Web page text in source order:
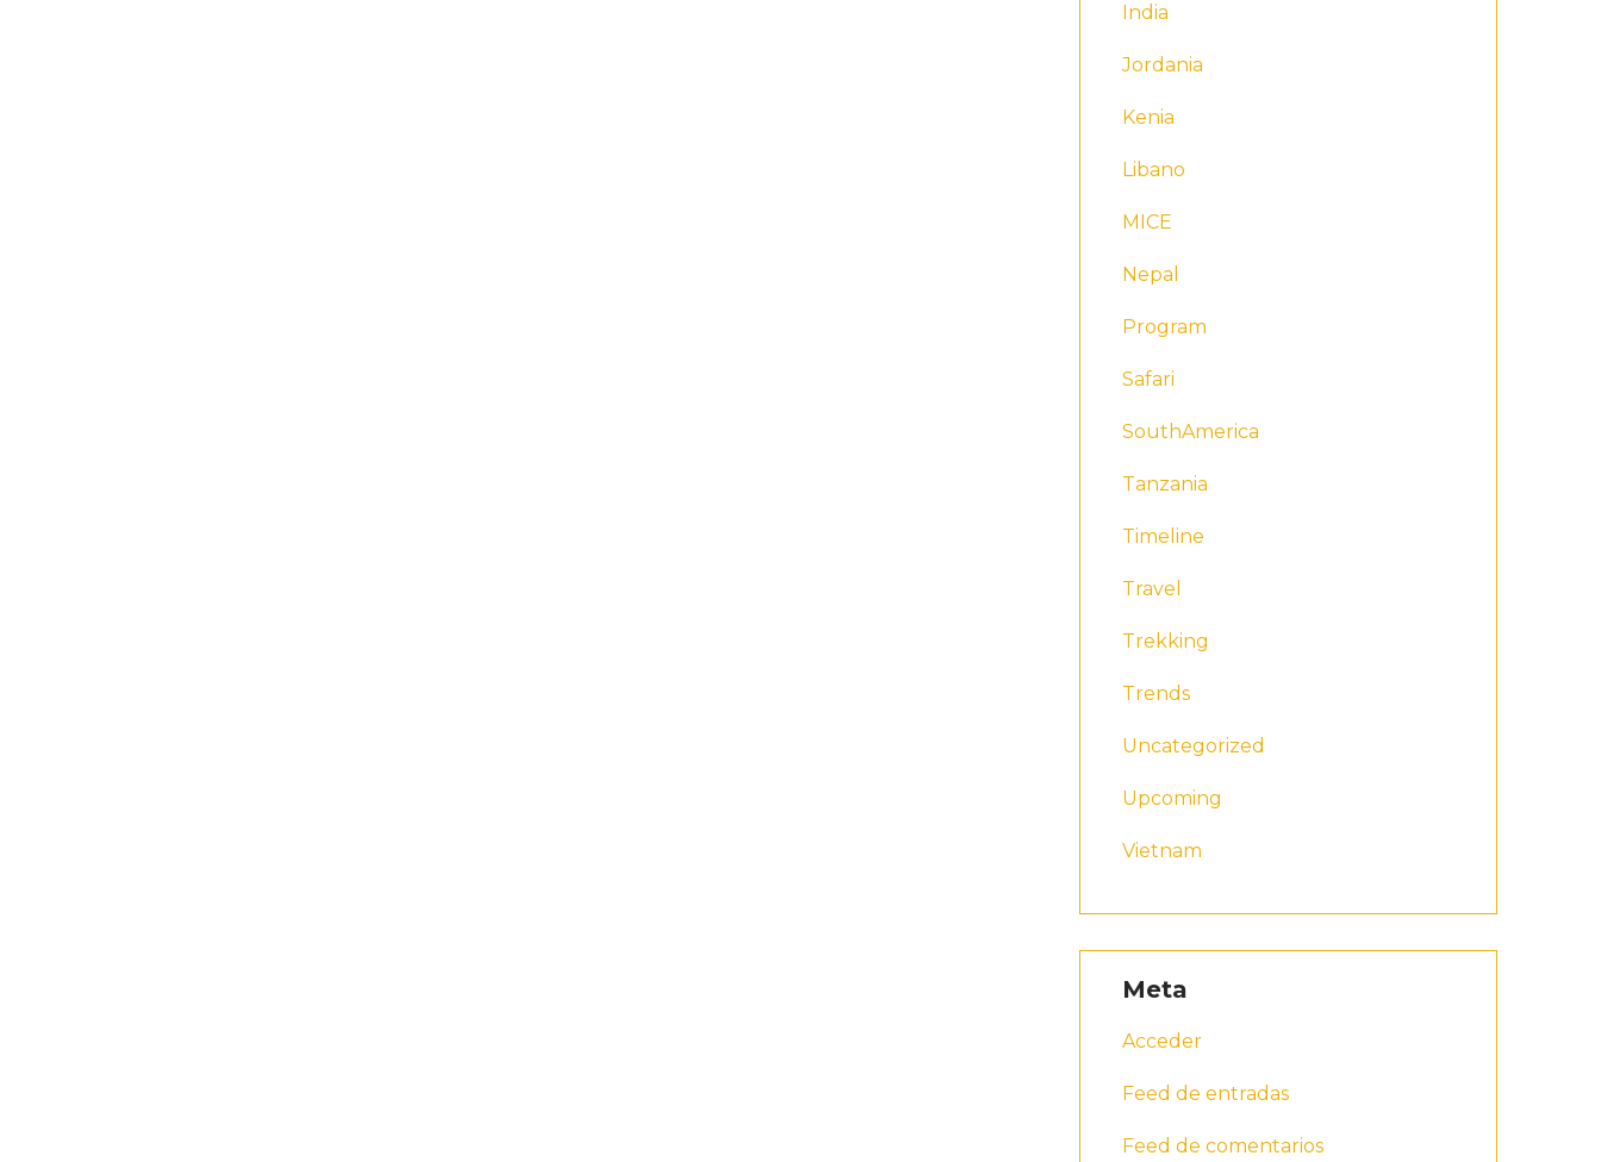
India
Jordania
Kenia
Libano
MICE
Nepal
Program
Safari
SouthAmerica
Tanzania
Timeline
Travel
Trekking
Trends
Uncategorized
Upcoming
Vietnam
Meta
Acceder
Feed de entradas
Feed de comentarios